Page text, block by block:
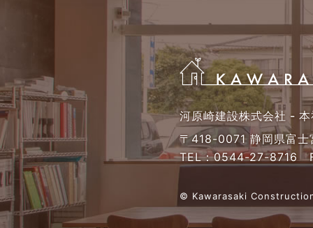
河原崎建設株式会社 - 本
〒418-0071 静岡県富
TEL：0544-27-8716
© Kawarasaki